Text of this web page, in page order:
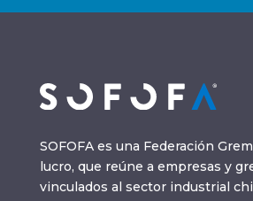
SOFOFA es una Federación
lucro, que reúne a empresas y
vinculados al sector industrial